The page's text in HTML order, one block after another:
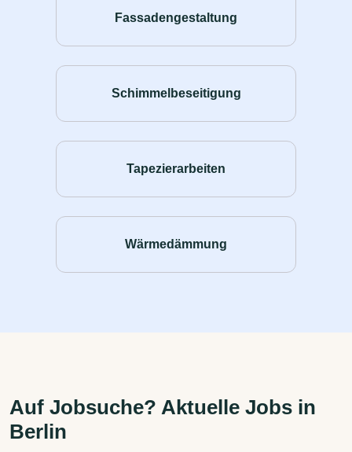
Fassadengestaltung
Schimmelbeseitigung
Tapezierarbeiten
Wärmedämmung
Auf Jobsuche? Aktuelle Jobs in
Berlin